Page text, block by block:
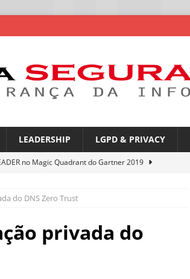
LEADERSHIP LGPD & PRIVACY
no Magic Quadrant do Gartner 2019
segunda região mais exposta a ciberameaças
de segurança e governança nas redes corporativas
do DNS Zero Trust
privada do